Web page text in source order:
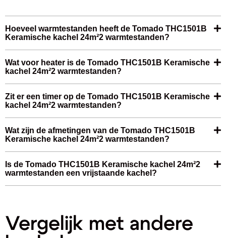
Hoeveel warmtestanden heeft de Tomado THC1501B
Keramische kachel 24m²2 warmtestanden?
Wat voor heater is de Tomado THC1501B Keramische
kachel 24m²2 warmtestanden?
Zit er een timer op de Tomado THC1501B Keramische
kachel 24m²2 warmtestanden?
Wat zijn de afmetingen van de Tomado THC1501B
Keramische kachel 24m²2 warmtestanden?
Is de Tomado THC1501B Keramische kachel 24m²2
warmtestanden een vrijstaande kachel?
Vergelijk met andere